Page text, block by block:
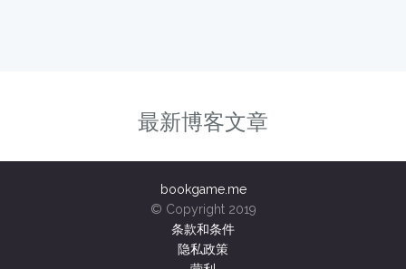
最新博客文章
bookgame.me
© Copyright 2019
条款和条件
隐私政策